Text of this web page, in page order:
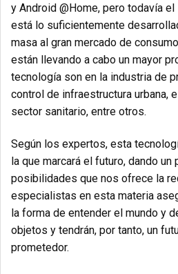
y Android @Home, pero todavía
está lo suficientemente
masa al gran mercado de
están llevando a cabo un mayor
tecnología son en la industria de
control de infraestructura urbana,
sector sanitario, entre otros.
Según los expertos, esta
la que marcará el futuro, dando un
posibilidades que nos ofrece la
especialistas en esta materia
la forma de entender el mundo y
objetos y tendrán, por tanto, un
prometedor.